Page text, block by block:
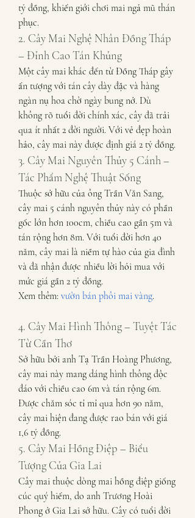
tỷ đồng, khiến giới chơi mai ngả mũ thán
phục.
2. Cây Mai Nghệ Nhân Đồng Tháp
– Đỉnh Cao Tán Khủng
Một cây mai khác đến từ Đồng Tháp gây
ấn tượng với tán cây dày đặc và hàng
ngàn nụ hoa chờ ngày bung nở. Dù
không rõ tuổi đời chính xác, cây đã trải
qua ít nhất 2 đời người. Với vẻ đẹp hoàn
hảo, cây mai này được định giá 2 tỷ đồng.
3. Cây Mai Nguyên Thủy 5 Cánh –
Tác Phẩm Nghệ Thuật Sống
Thuộc sở hữu của ông Trần Văn Sang,
cây mai 5 cánh nguyên thủy này có phần
gốc lớn hơn 100cm, chiều cao gần 5m và
tán rộng hơn 8m. Với tuổi đời hơn 40
năm, cây mai là niềm tự hào của gia đình
và đã nhận được nhiều lời hỏi mua với
mức giá gần 2 tỷ đồng.
Xem thêm: vườn bán phôi mai vàng.
4. Cây Mai Hình Thông – Tuyệt Tác
Từ Cần Thơ
Sở hữu bởi anh Tạ Trần Hoàng Phương,
cây mai này mang dáng hình thông độc
đáo với chiều cao 6m và tán rộng 6m.
Được chăm sóc tỉ mỉ qua hơn 90 năm,
cây mai hiện đang được rao bán với giá
1,6 tỷ đồng.
5. Cây Mai Hồng Điệp – Biểu
Tượng Của Gia Lai
Cây mai thuộc dòng mai hồng điệp giống
cúc quý hiếm, do anh Trương Hoài
Phong ở Gia Lai sở hữu. Cây có tuổi đời